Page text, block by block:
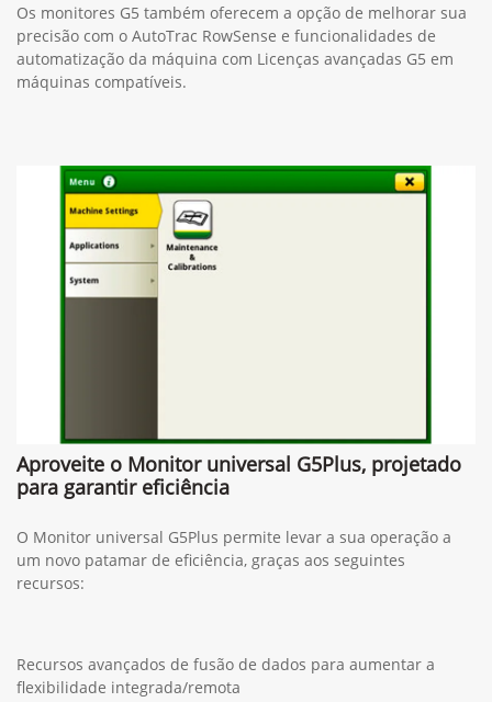
Os monitores G5 também oferecem a opção de melhorar sua
precisão com o AutoTrac RowSense e funcionalidades de
automatização da máquina com Licenças avançadas G5 em
máquinas compatíveis.
Aproveite o Monitor universal G5Plus, projetado
para garantir eficiência
O Monitor universal G5Plus permite levar a sua operação a
um novo patamar de eficiência, graças aos seguintes
recursos:
Recursos avançados de fusão de dados para aumentar a
flexibilidade integrada/remota